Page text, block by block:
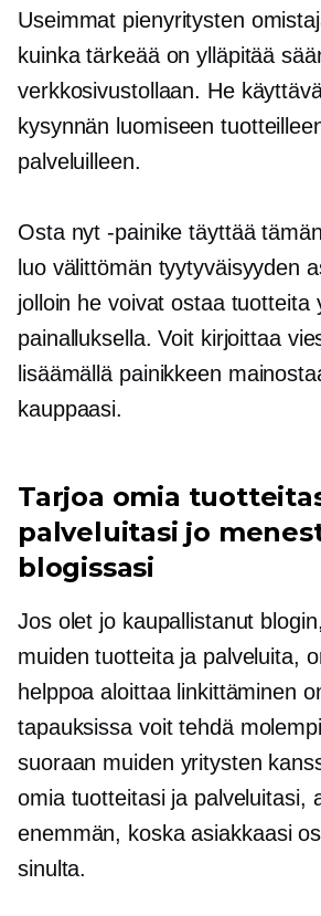
Useimmat pienyritysten
kuinka tärkeää on ylläpitää
verkkosivustollaan. He
kysynnän luomiseen
palveluilleen.
Osta nyt -painike täyttää
luo välittömän tyytyväisyyden
jolloin he voivat ostaa tuotteita
painalluksella. Voit kirjoittaa
lisäämällä painikkeen
kauppaasi.
Tarjoa omia
palveluitasi jo
blogissasi
Jos olet jo kaupallistanut
muiden tuotteita ja palveluita,
helppoa aloittaa linkittäminen
tapauksissa voit tehdä
suoraan muiden yritysten
omia tuotteitasi ja palveluitasi,
enemmän, koska asiakkaasi
sinulta.